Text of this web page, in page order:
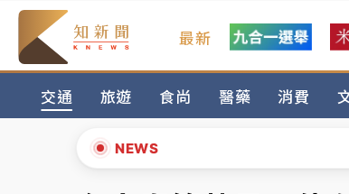
最新
交通 旅遊 食尚 醫藥 消費
NEWS
暑假過三周才推「E宿新北打卡趣
中信慈善基金會想增加董事人數！辜
故宮《龍藏經》特展第2檔！今線上